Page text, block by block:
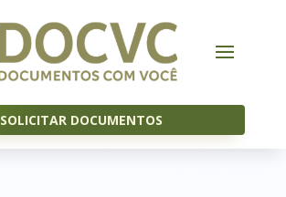
SOLICITAR DOCUMENTOS